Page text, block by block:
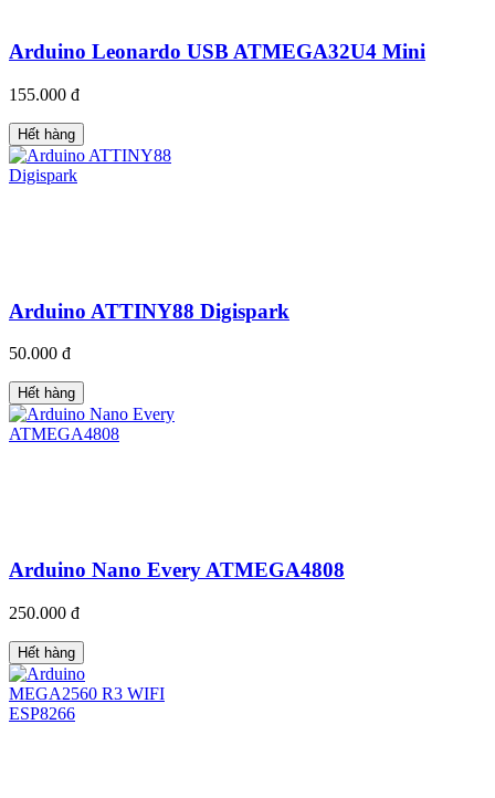
Arduino Leonardo USB ATMEGA32U4 Mini
155.000 đ
Hết hàng
Arduino ATTINY88 Digispark
50.000 đ
Hết hàng
Arduino Nano Every ATMEGA4808
250.000 đ
Hết hàng